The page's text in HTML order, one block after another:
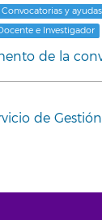
Convocatorias y
e Investigador
de la
de